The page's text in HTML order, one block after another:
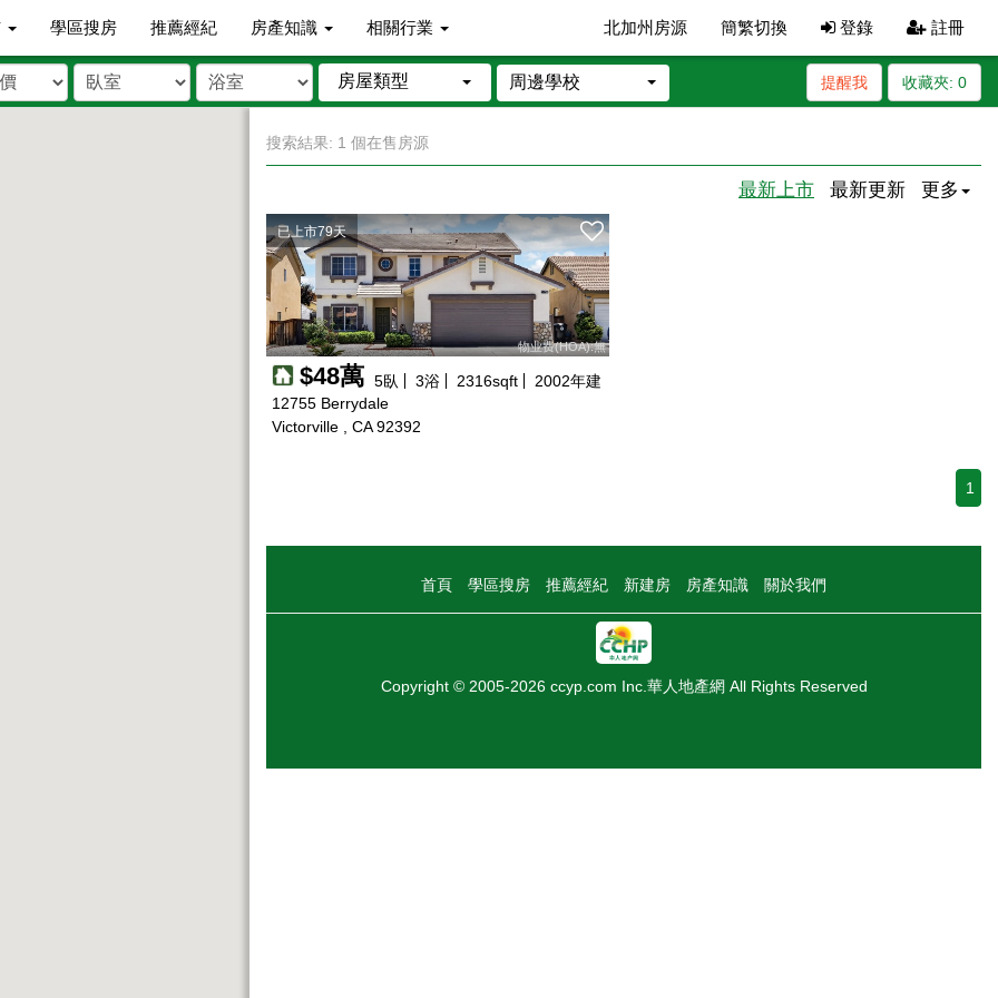
學區搜房 推薦經紀 房產知識 相關行業 北加州房源 簡繁切換 登錄 註冊
房屋類型 周邊學校 收藏夾: 0
提醒我
搜索結果: 1 個在售房源
最新上市 最新更新 更多
已上市79天
物业费(HOA):無
$48萬 5臥 3浴 2316sqft 2002年建
12755 Berrydale
Victorville , CA 92392
1
首頁 學區搜房 推薦經紀 新建房 房產知識 關於我們
Copyright © 2005-2026 ccyp.com Inc.華人地產網 All Rights Reserved